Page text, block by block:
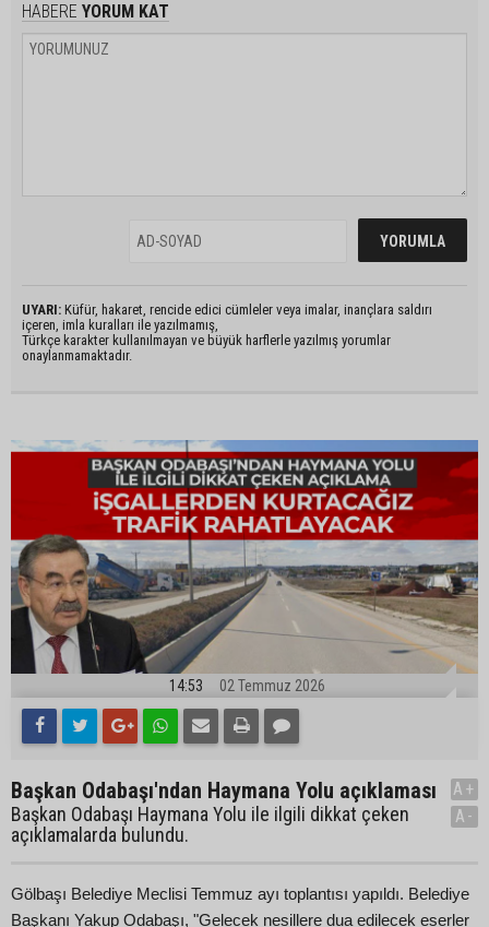
HABERE YORUM KAT
UYARI: Küfür, hakaret, rencide edici cümleler veya imalar, inançlara saldırı
içeren, imla kuralları ile yazılmamış,
Türkçe karakter kullanılmayan ve büyük harflerle yazılmış yorumlar
onaylanmamaktadır.
14:53 02 Temmuz 2026
Başkan Odabaşı'ndan Haymana Yolu açıklaması
Başkan Odabaşı Haymana Yolu ile ilgili dikkat çeken
açıklamalarda bulundu.
A+
A-
Gölbaşı Belediye Meclisi Temmuz ayı toplantısı yapıldı. Belediye
Başkanı Yakup Odabaşı, "Gelecek nesillere dua edilecek eserler